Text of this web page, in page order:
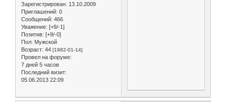
Зарегистрирован: 13.10.2009
Приглашений: 0
Сообщений: 466
Уважение: [+9/-1]
Позитив: [+9/-0]
Пол: Мужской
Возраст: 44 [1982-01-14]
Провел на форуме:
7 дней 5 часов
Последний визит:
05.06.2013 22:09